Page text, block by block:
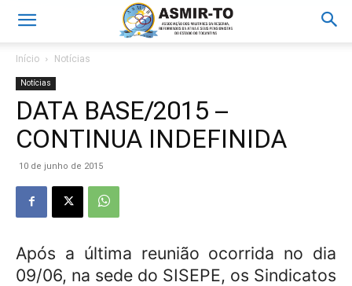
Início Notícias
Notícias
DATA BASE/2015 –
CONTINUA INDEFINIDA
10 de junho de 2015
Após a última reunião ocorrida no dia
09/06, na sede do SISEPE, os Sindicatos